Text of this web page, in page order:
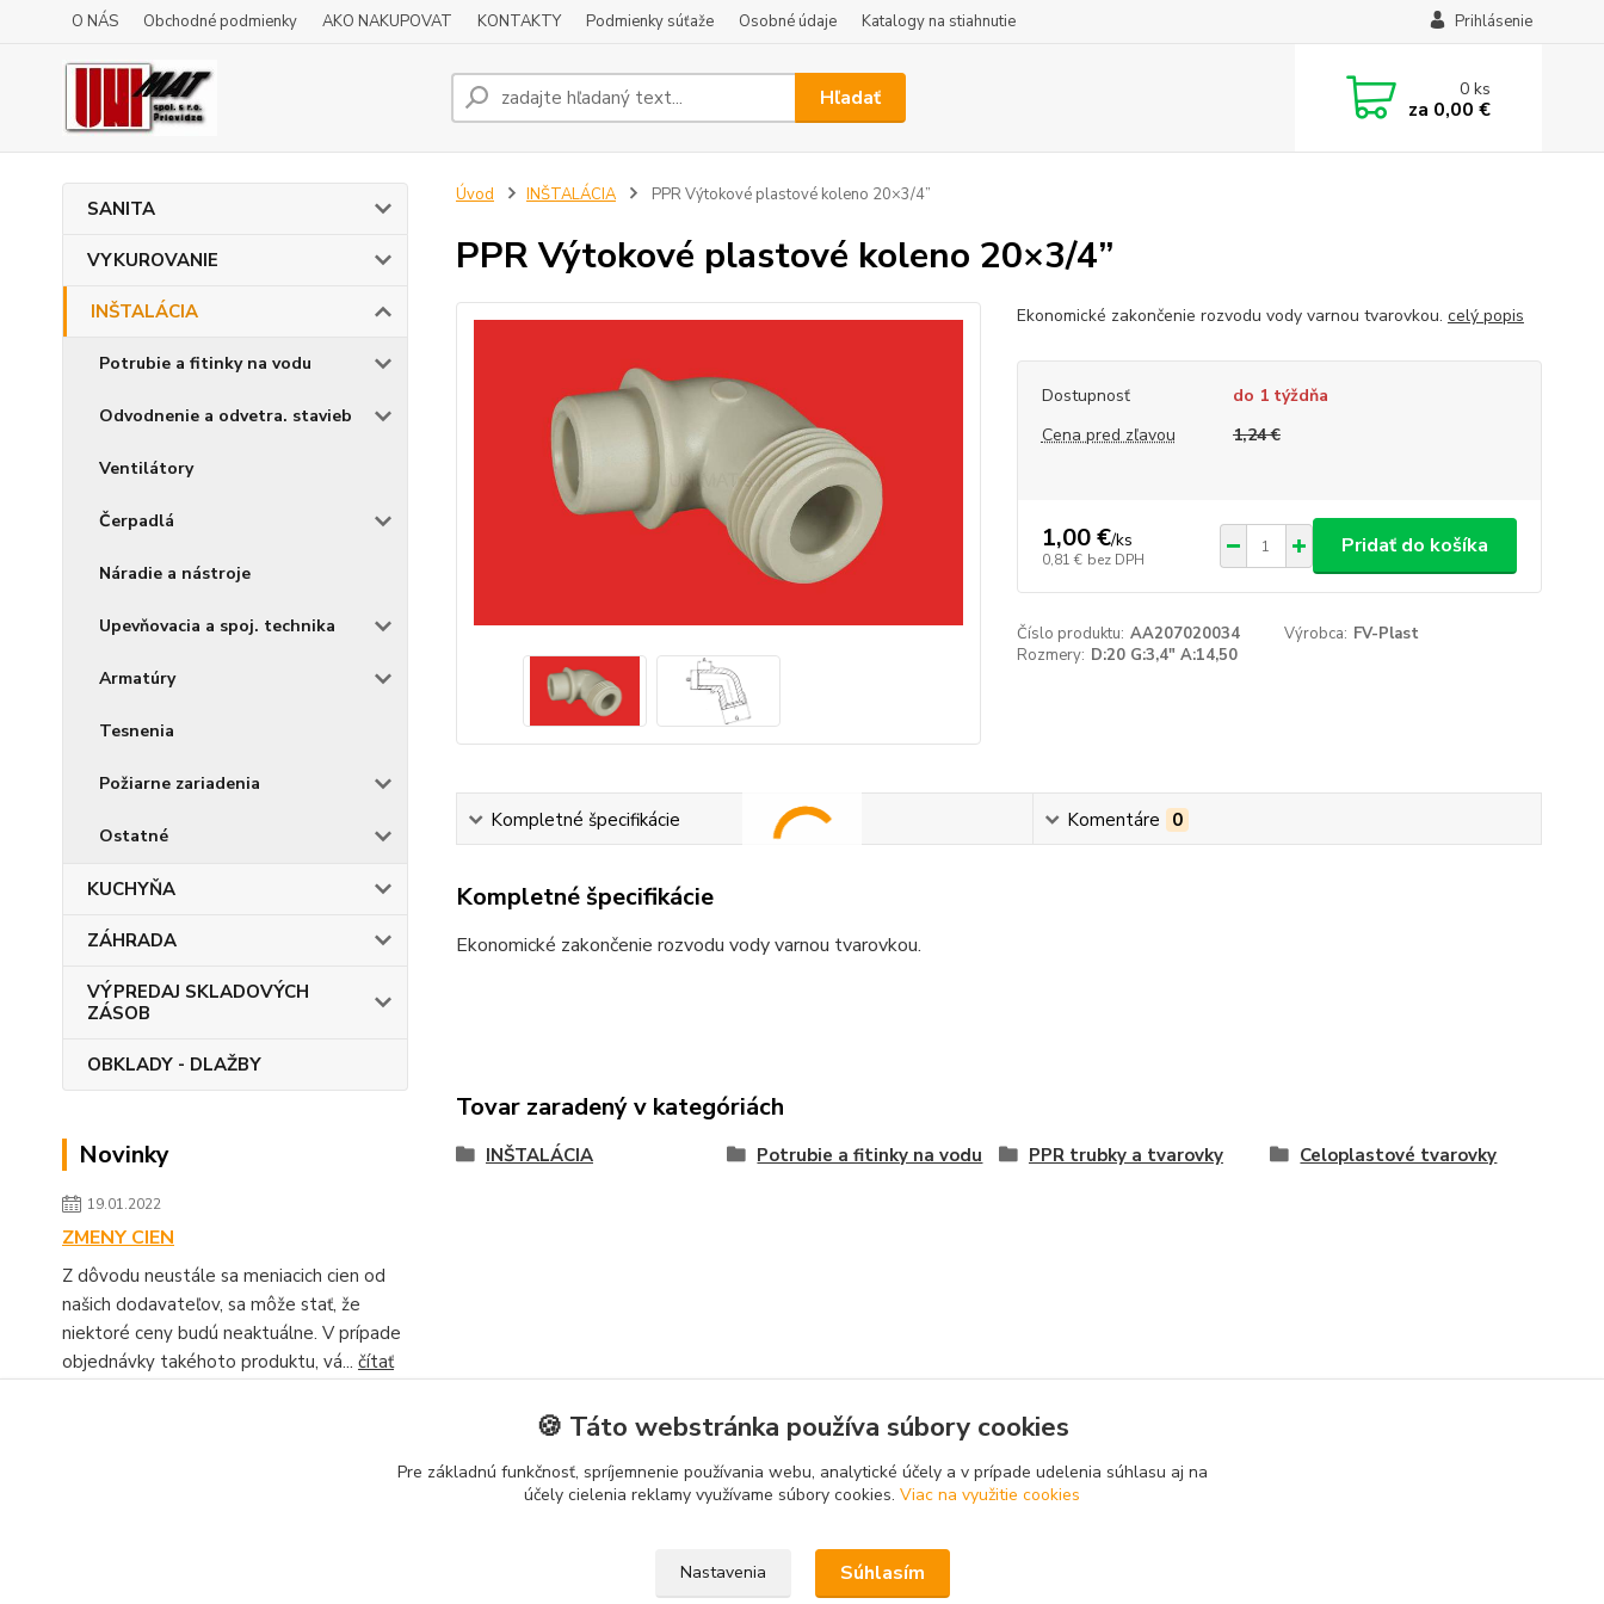
O NÁS Obchodné podmienky AKO NAKUPOVAT KONTAKTY Podmienky súťaže Osobné údaje Katalogy na stiahnutie Prihlásenie
Hľadať 0ks
za 0,00 €
SANITA
VYKUROVANIE
INŠTALÁCIA
Potrubie a fitinky na vodu
Odvodnenie a odvetra. stavieb
Ventilátory
Čerpadlá
Náradie a nástroje
Upevňovacia a spoj. technika
Armatúry
Tesnenia
Požiarne zariadenia
Ostatné
KUCHYŇA
ZÁHRADA
VÝPREDAJ SKLADOVÝCH
ZÁSOB
OBKLADY - DLAŽBY
Novinky
19.01.2022
ZMENY CIEN
Z dôvodu neustále sa meniacich cien od
našich dodavateľov, sa môže stať, že
niektoré ceny budú neaktuálne. V prípade
objednávky takéhoto produktu, vá... čítať
Úvod INŠTALÁCIA PPR Výtokové plastové koleno 20×3/4”
PPR Výtokové plastové koleno 20×3/4”
Ekonomické zakončenie rozvodu vody varnou tvarovkou. celý popis
Dostupnosť
do 1 týždňa
Cena pred zľavou
1,24 €
1,00 €/ks
0,81 € bez DPH
Pridať do košíka
Číslo produktu: AA207020034 Výrobca: FV-Plast
Rozmery: D:20 G:3,4" A:14,50
Kompletné špecifikácie Komentáre 0
Kompletné špecifikácie
Ekonomické zakončenie rozvodu vody varnou tvarovkou.
Tovar zaradený v kategóriách
INŠTALÁCIA Potrubie a fitinky na vodu PPR trubky a tvarovky Celoplastové tvarovky
🍪 Táto webstránka používa súbory cookies
Pre základnú funkčnosť, spríjemnenie používania webu, analytické účely a v prípade udelenia súhlasu aj na
účely cielenia reklamy využívame súbory cookies. Viac na využitie cookies
Nastavenia Súhlasím